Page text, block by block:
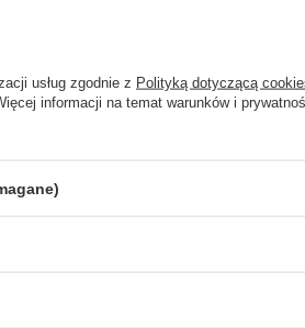
usług zgodnie z Polityką dotyczącą
informacji na temat warunków i